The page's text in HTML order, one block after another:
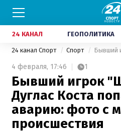
24 КАНАЛ ГЕОПОЛИТИКА
24 канал Спорт Спорт
4 февраля, 17:46 1
Бывший игрок
Дуглас Коста
аварию: фото с
происшествия